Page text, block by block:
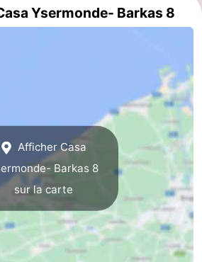
Ysermonde- Barkas 8
Afficher Casa
Barkas 8
sur la carte